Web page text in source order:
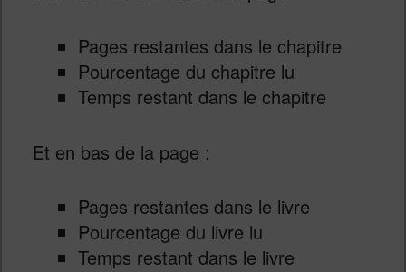
Pages restantes dans le chapitre
Pourcentage du chapitre lu
Temps restant dans le chapitre
Et en bas de la page :
Pages restantes dans le livre
Pourcentage du livre lu
Temps restant dans le livre